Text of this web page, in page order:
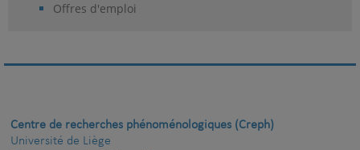
Offres d'emploi
Centre de recherches phénoménologiques (Creph)
Université de Liège